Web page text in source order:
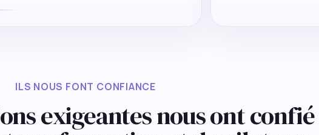
ILS NOUS FONT CONFIANCE
exigeantes nous ont confié